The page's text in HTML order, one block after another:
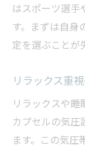
はスポーツ選手
す。まずは自身
定を選ぶことが
リラックス重
リラックスや
カプセルの気圧
ます。この気圧